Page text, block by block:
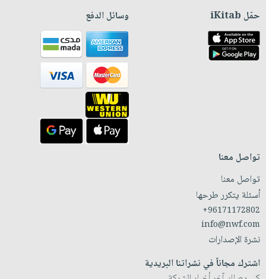
حمّل iKitab وسائل الدفع
تواصل معنا
تواصل معنا
أسئلة يتكرر طرحها
+96171172802
info@nwf.com
نشرة الإصدارات
اشترك مجاناً في نشراتنا البريدية